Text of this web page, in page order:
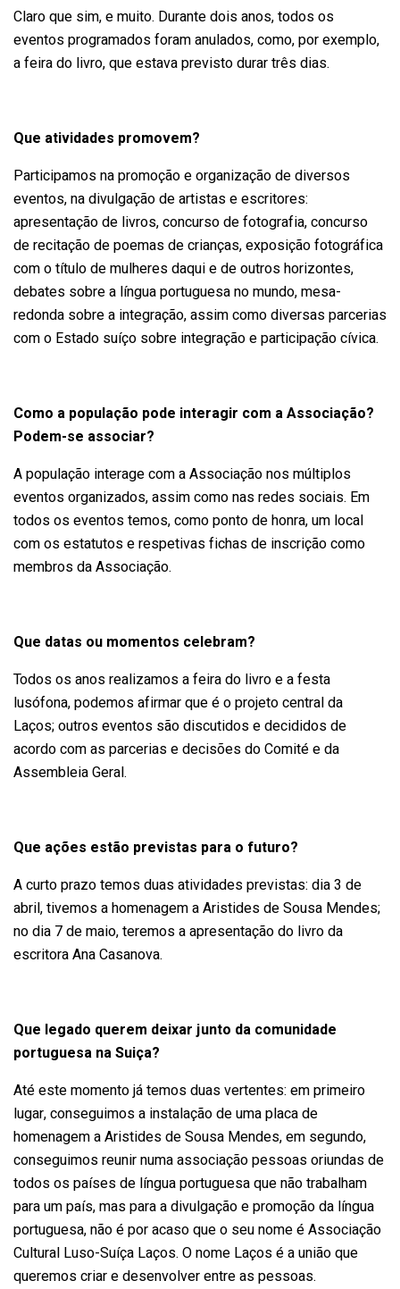
Claro que sim, e muito. Durante dois anos, todos os
eventos programados foram anulados, como, por exemplo,
a feira do livro, que estava previsto durar três dias.
Que atividades promovem?
Participamos na promoção e organização de diversos
eventos, na divulgação de artistas e escritores:
apresentação de livros, concurso de fotografia, concurso
de recitação de poemas de crianças, exposição fotográfica
com o título de mulheres daqui e de outros horizontes,
debates sobre a língua portuguesa no mundo, mesa-
redonda sobre a integração, assim como diversas parcerias
com o Estado suíço sobre integração e participação cívica.
Como a população pode interagir com a Associação?
Podem-se associar?
A população interage com a Associação nos múltiplos
eventos organizados, assim como nas redes sociais. Em
todos os eventos temos, como ponto de honra, um local
com os estatutos e respetivas fichas de inscrição como
membros da Associação.
Que datas ou momentos celebram?
Todos os anos realizamos a feira do livro e a festa
lusófona, podemos afirmar que é o projeto central da
Laços; outros eventos são discutidos e decididos de
acordo com as parcerias e decisões do Comité e da
Assembleia Geral.
Que ações estão previstas para o futuro?
A curto prazo temos duas atividades previstas: dia 3 de
abril, tivemos a homenagem a Aristides de Sousa Mendes;
no dia 7 de maio, teremos a apresentação do livro da
escritora Ana Casanova.
Que legado querem deixar junto da comunidade
portuguesa na Suiça?
Até este momento já temos duas vertentes: em primeiro
lugar, conseguimos a instalação de uma placa de
homenagem a Aristides de Sousa Mendes, em segundo,
conseguimos reunir numa associação pessoas oriundas de
todos os países de língua portuguesa que não trabalham
para um país, mas para a divulgação e promoção da língua
portuguesa, não é por acaso que o seu nome é Associação
Cultural Luso-Suíça Laços. O nome Laços é a união que
queremos criar e desenvolver entre as pessoas.